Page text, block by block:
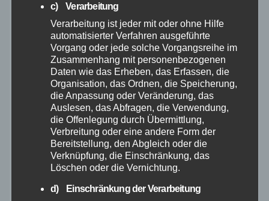
August 2025
Juli 2025
Juni 2025
Mai 2025
April 2025
März 2025
c) Verarbeitung
Verarbeitung ist jeder mit oder ohne Hilfe
automatisierter Verfahren ausgeführte
Vorgang oder jede solche Vorgangsreihe im
Zusammenhang mit personenbezogenen
Daten wie das Erheben, das Erfassen, die
Organisation, das Ordnen, die Speicherung,
die Anpassung oder Veränderung, das
Auslesen, das Abfragen, die Verwendung,
die Offenlegung durch Übermittlung,
Verbreitung oder eine andere Form der
Bereitstellung, den Abgleich oder die
Verknüpfung, die Einschränkung, das
Löschen oder die Vernichtung.
d) Einschränkung der Verarbeitung